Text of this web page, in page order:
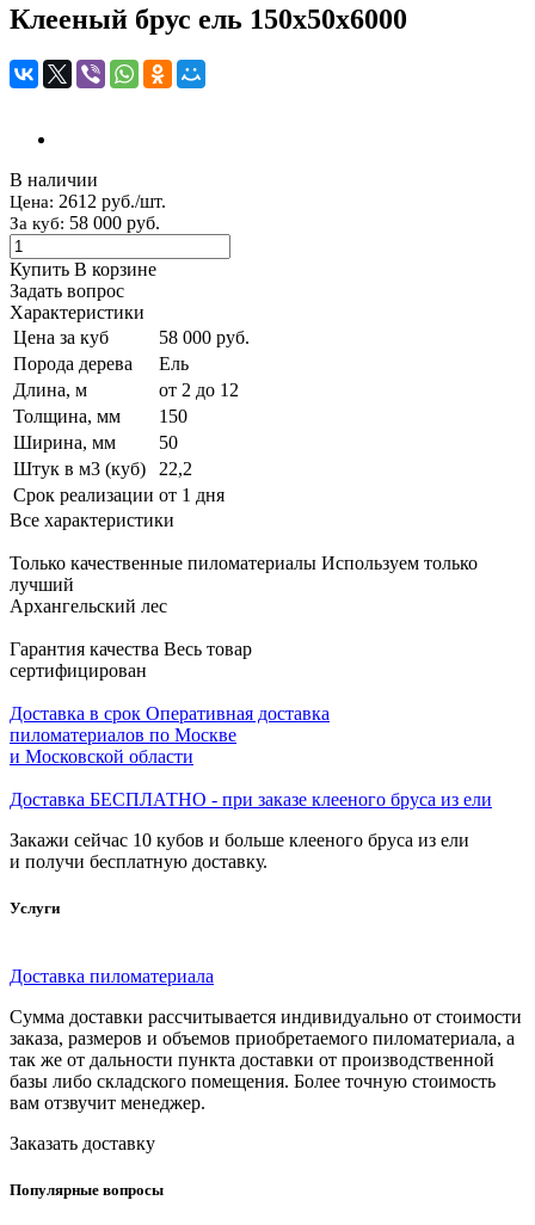
Клееный брус ель 150х50х6000
В наличии
Цена: 2612 руб./шт.
За куб: 58 000 руб.
Купить В корзине
Задать вопрос
Характеристики
Цена за куб
58 000 руб.
Порода дерева
Ель
Длина, м
от 2 до 12
Толщина, мм
150
Ширина, мм
50
Штук в м3 (куб)
22,2
Срок реализации от 1 дня
Все характеристики
Только качественные пиломатериалы Используем только
лучший
Архангельский лес
Гарантия качества Весь товар
сертифицирован
Доставка в срок Оперативная доставка
пиломатериалов по Москве
и Московской области
Доставка БЕСПЛАТНО - при заказе клееного бруса из ели
Закажи сейчас 10 кубов и больше клееного бруса из ели
и получи бесплатную доставку.
Услуги
Доставка пиломатериала
Сумма доставки рассчитывается индивидуально от стоимости
заказа, размеров и объемов приобретаемого пиломатериала, а
так же от дальности пункта доставки от производственной
базы либо складского помещения. Более точную стоимость
вам отзвучит менеджер.
Заказать доставку
Популярные вопросы